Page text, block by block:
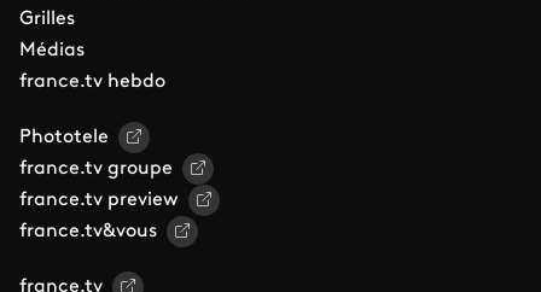
Grilles
Médias
france.tv hebdo
Phototele
france.tv groupe
france.tv preview
france.tv&vous
france.tv